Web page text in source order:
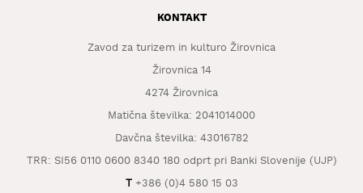
KONTAKT
Zavod za turizem in kulturo Žirovnica
Žirovnica 14
4274 Žirovnica
Matična številka: 2041014000
Davčna številka: 43016782
TRR: SI56 0110 0600 8340 180 odprt pri Banki Slovenije (UJP)
T+386 (0)4 580 15 03